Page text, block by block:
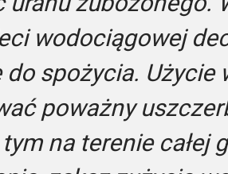
wodociągowej
do spożycia. Użycie
poważny
na terenie całej